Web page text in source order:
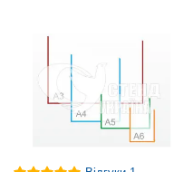
формату та рівня
потужностях дає нам
вирішувати багато завдань
роботи закладів, установ,
Стенди для батьків — той
наявності зон для